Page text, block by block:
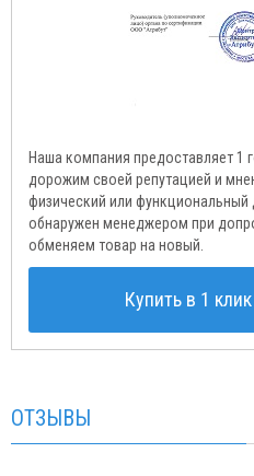
Наша компания предоставляет 1
дорожим своей репутацией и
физический или
обнаружен менеджером при
обменяем товар на новый.
Купить в 1 клик
ОТЗЫВЫ